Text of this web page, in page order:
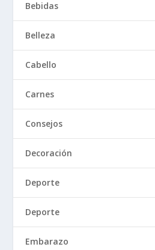
Bebidas
Belleza
Cabello
Carnes
Consejos
Decoración
Deporte
Deporte
Embarazo